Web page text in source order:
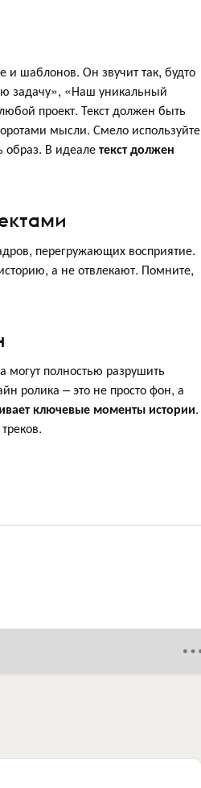
и шаблонов. Он звучит так, будто
задачу», «Наш уникальный
проект. Текст должен быть
мысли. Смело используйте
образ. В идеалетекст должен
перегружающих восприятие.
а не отвлекают. Помните,
могут полностью разрушить
ролика – это не просто фон, а
ключевые моменты истории.